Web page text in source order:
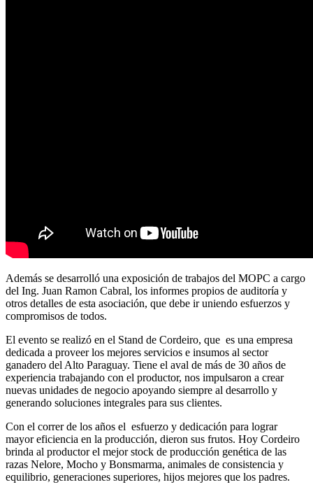
Además se desarrolló una exposición de trabajos del MOPC a cargo
del Ing. Juan Ramon Cabral, los informes propios de auditoría y
otros detalles de esta asociación, que debe ir uniendo esfuerzos y
compromisos de todos.
El evento se realizó en el Stand de Cordeiro, que es una empresa
dedicada a proveer los mejores servicios e insumos al sector
ganadero del Alto Paraguay. Tiene el aval de más de 30 años de
experiencia trabajando con el productor, nos impulsaron a crear
nuevas unidades de negocio apoyando siempre al desarrollo y
generando soluciones integrales para sus clientes.
Con el correr de los años el esfuerzo y dedicación para lograr
mayor eficiencia en la producción, dieron sus frutos. Hoy Cordeiro
brinda al productor el mejor stock de producción genética de las
razas Nelore, Mocho y Bonsmarma, animales de consistencia y
equilibrio, generaciones superiores, hijos mejores que los padres.